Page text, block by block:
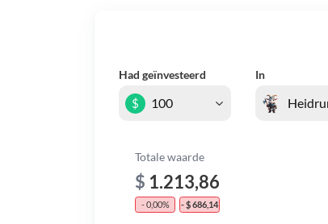
Had geïnvesteerd In
$
Totale waarde
$ 1.213,86
- 0,00% - $ 686,14